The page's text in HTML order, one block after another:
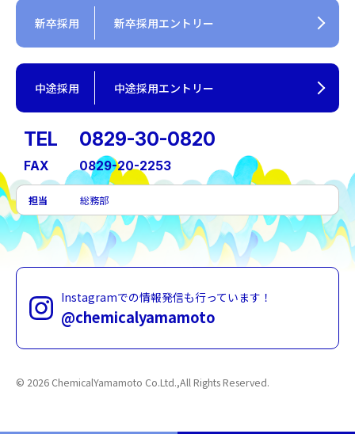
新卒採用 新卒採用エントリー
中途採用 中途採用エントリー
TEL 0829-30-0820
FAX 0829-20-2253
担当 総務部
Instagramでの情報発信も行っています！
@chemicalyamamoto
© 2026 ChemicalYamamoto Co.Ltd.,All Rights Reserved.